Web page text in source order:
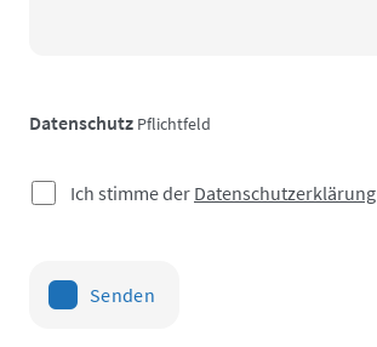
Datenschutz Pflichtfeld
Ich stimme der Datenschutzerklärung
Senden